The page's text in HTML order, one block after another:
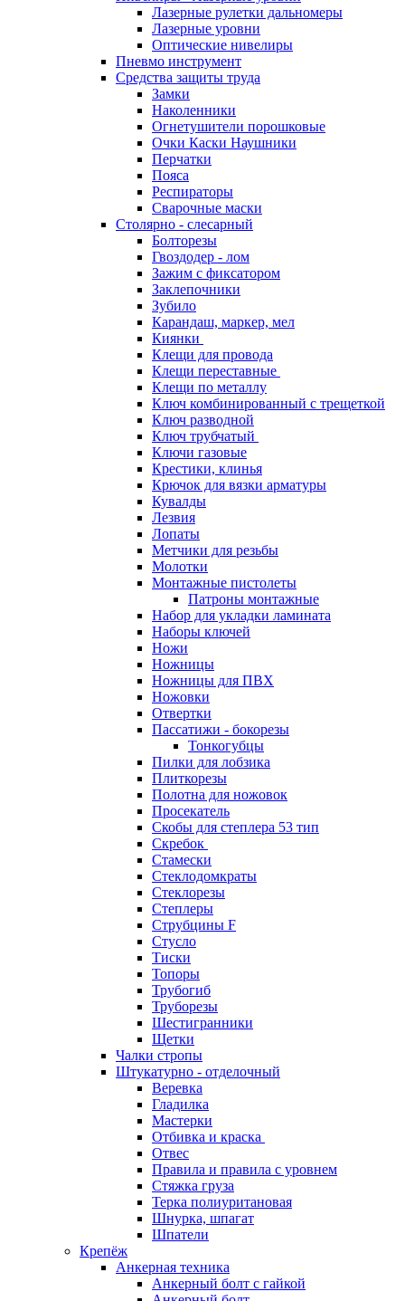
Лазерные рулетки дальномеры
Лазерные уровни
Оптические нивелиры
Пневмо инструмент
Средства защиты труда
Замки
Наколенники
Огнетушители порошковые
Очки Каски Наушники
Перчатки
Пояса
Респираторы
Сварочные маски
Столярно - слесарный
Болторезы
Гвоздодер - лом
Зажим с фиксатором
Заклепочники
Зубило
Карандаш, маркер, мел
Киянки
Клещи для провода
Клещи переставные
Клещи по металлу
Ключ комбинированный с трещеткой
Ключ разводной
Ключ трубчатый
Ключи газовые
Крестики, клинья
Крючок для вязки арматуры
Кувалды
Лезвия
Лопаты
Метчики для резьбы
Молотки
Монтажные пистолеты
Патроны монтажные
Набор для укладки ламината
Наборы ключей
Ножи
Ножницы
Ножницы для ПВХ
Ножовки
Отвертки
Пассатижи - бокорезы
Тонкогубцы
Пилки для лобзика
Плиткорезы
Полотна для ножовок
Просекатель
Скобы для степлера 53 тип
Скребок
Стамески
Стеклодомкраты
Стеклорезы
Степлеры
Струбцины F
Стусло
Тиски
Топоры
Трубогиб
Труборезы
Шестигранники
Щетки
Чалки стропы
Штукатурно - отделочный
Веревка
Гладилка
Мастерки
Отбивка и краска
Отвес
Правила и правила с уровнем
Стяжка груза
Терка полиуритановая
Шнурка, шпагат
Шпатели
Крепёж
Анкерная техника
Анкерный болт с гайкой